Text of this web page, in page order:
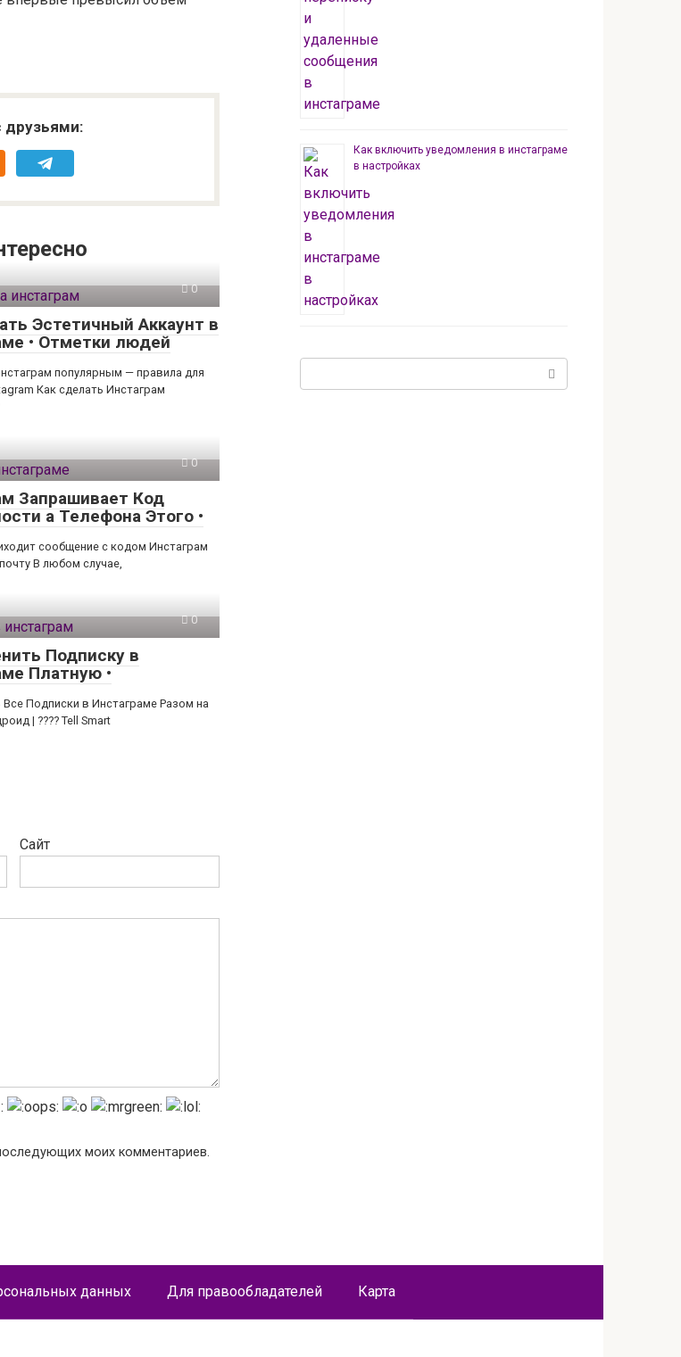
друзьями:
0
Эстетичный Аккаунт в
• Отметки людей
популярным — правила для
Как сделать Инстаграм
0
Запрашивает Код
а Телефона Этого •
сообщение с кодом Инстаграм
В любом случае,
0
Подписку в
Платную •
Подписки в Инстаграме Разом на
| ???? Tell Smart
Сайт
моих комментариев.
Как включить уведомления в инстаграме
в настройках
данных Для правообладателей Карта